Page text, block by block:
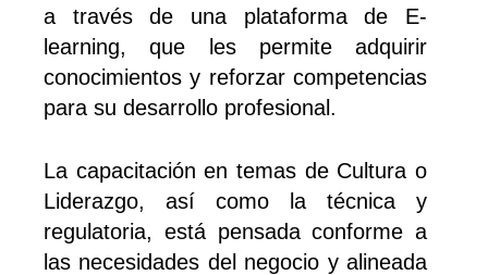
a través de una plataforma de E-
learning, que les permite adquirir
conocimientos y reforzar competencias
para su desarrollo profesional.
La capacitación en temas de Cultura o
Liderazgo, así como la técnica y
regulatoria, está pensada conforme a
las necesidades del negocio y alineada